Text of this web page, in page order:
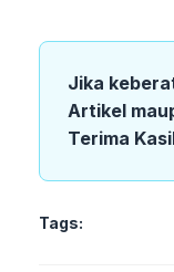
Jika
Artikel
Terima
Tags: